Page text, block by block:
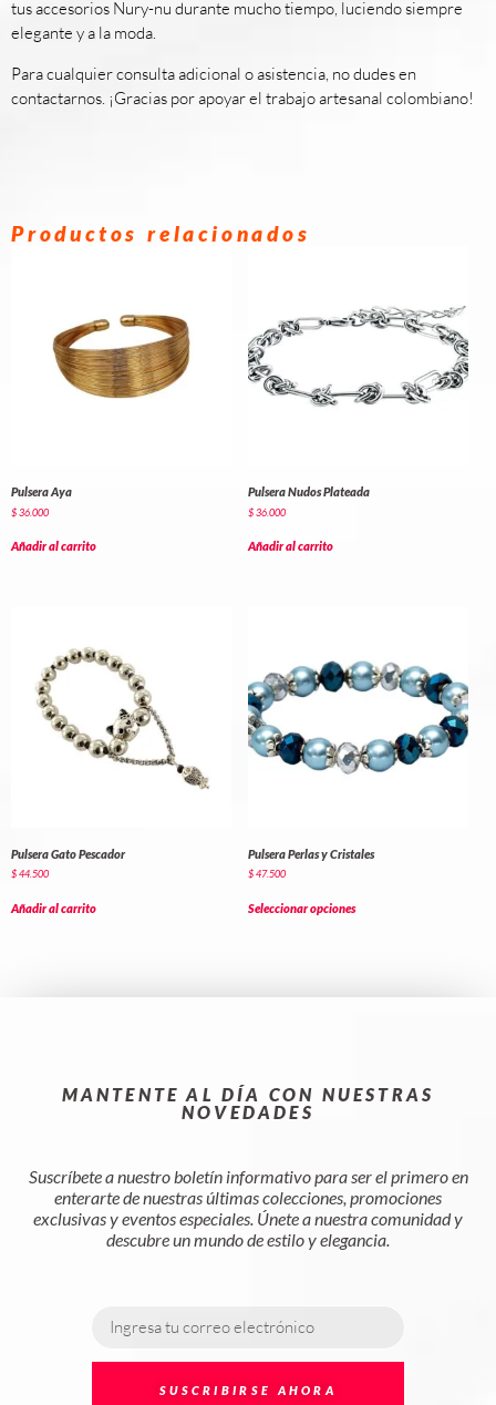
tus accesorios Nury-nu durante mucho tiempo, luciendo siempre
elegante y a la moda.
Para cualquier consulta adicional o asistencia, no dudes en
contactarnos. ¡Gracias por apoyar el trabajo artesanal colombiano!
Productos relacionados
Pulsera Aya
$36.000
Añadir al carrito
Pulsera Nudos Plateada
$36.000
Añadir al carrito
Pulsera Gato Pescador
$44.500
Añadir al carrito
Pulsera Perlas y Cristales
$47.500
Seleccionar opciones
MANTENTE AL DÍA CON NUESTRAS
NOVEDADES
Suscríbete a nuestro boletín informativo para ser el primero en
enterarte de nuestras últimas colecciones, promociones
exclusivas y eventos especiales. Únete a nuestra comunidad y
descubre un mundo de estilo y elegancia.
SUSCRIBIRSE AHORA